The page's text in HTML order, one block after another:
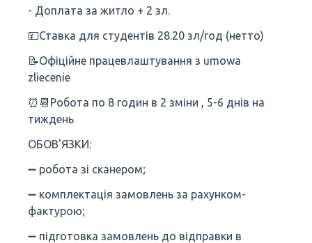
- Доплата за житло + 2 зл.
💴Ставка для студентів 28.20 зл/год (нетто)
📝Офіційне працевлаштування з umowa
zliecenie
⏰📆Робота по 8 годин в 2 зміни , 5-6 днів на
тиждень
ОБОВ'ЯЗКИ:
➖ робота зі сканером;
➖ комплектація замовлень за рахунком-
фактурою;
➖ підготовка замовлень до відправки в